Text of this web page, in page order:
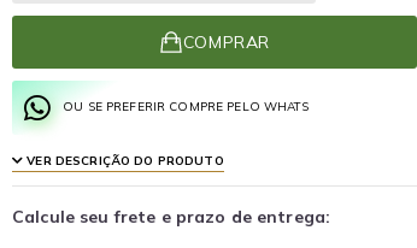
COMPRAR
OU SE PREFERIR COMPRE PELO WHATS
VER DESCRIÇÃO DO PRODUTO
Calcule seu frete e prazo de entrega: